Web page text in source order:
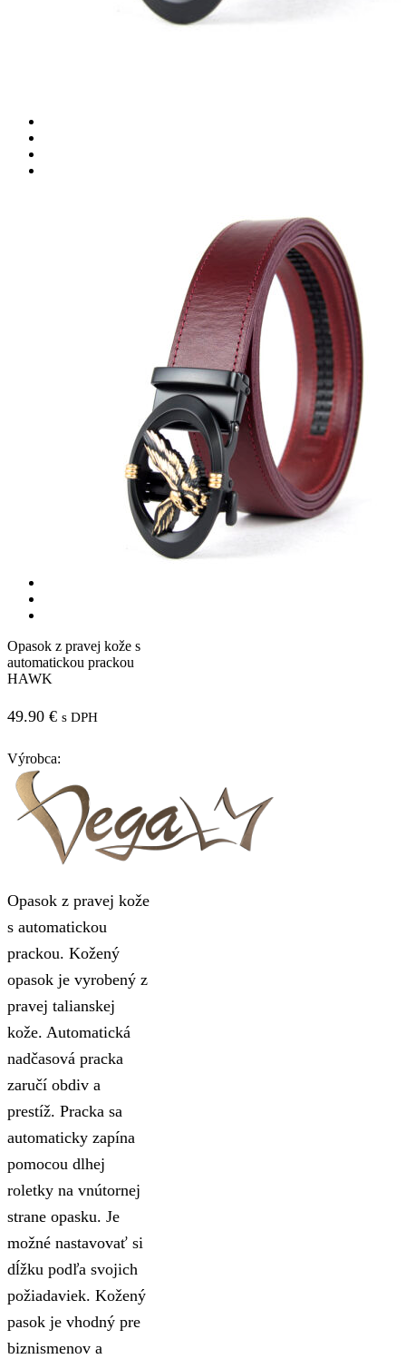
Opasok z pravej kože s
automatickou prackou
HAWK
49.90 € s DPH
Výrobca:
Opasok z pravej kože
s automatickou
prackou. Kožený
opasok je vyrobený z
pravej talianskej
kože. Automatická
nadčasová pracka
zaručí obdiv a
prestíž. Pracka sa
automaticky zapína
pomocou dlhej
roletky na vnútornej
strane opasku. Je
možné nastavovať si
dĺžku podľa svojich
požiadaviek. Kožený
pasok je vhodný pre
biznismenov a